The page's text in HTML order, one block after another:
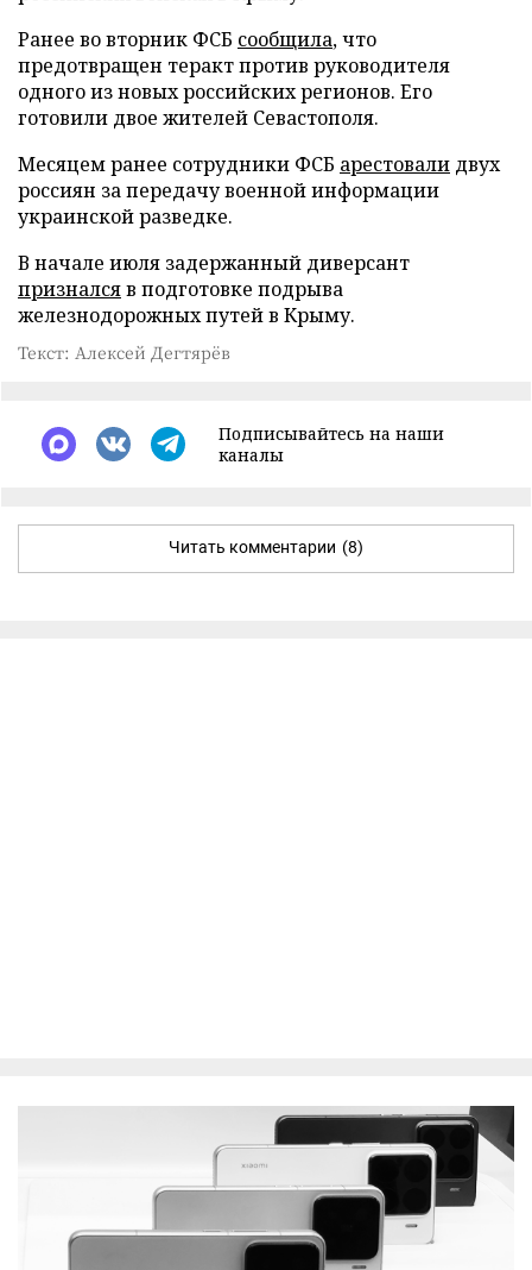
Ранее во вторник ФСБ сообщила, что
предотвращен теракт против руководителя
одного из новых российских регионов. Его
готовили двое жителей Севастополя.
Месяцем ранее сотрудники ФСБ арестовали двух
россиян за передачу военной информации
украинской разведке.
В начале июля задержанный диверсант
призналсяв подготовке подрыва
железнодорожных путей в Крыму.
Текст: Алексей Дегтярёв
Подписывайтесь на наши
каналы
Читать комментарии (8)